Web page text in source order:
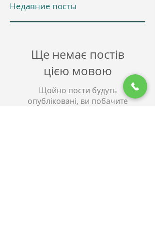
Недавние посты
Ще немає постів
цією мовою
Щойно пости будуть
опубліковані, ви побачите